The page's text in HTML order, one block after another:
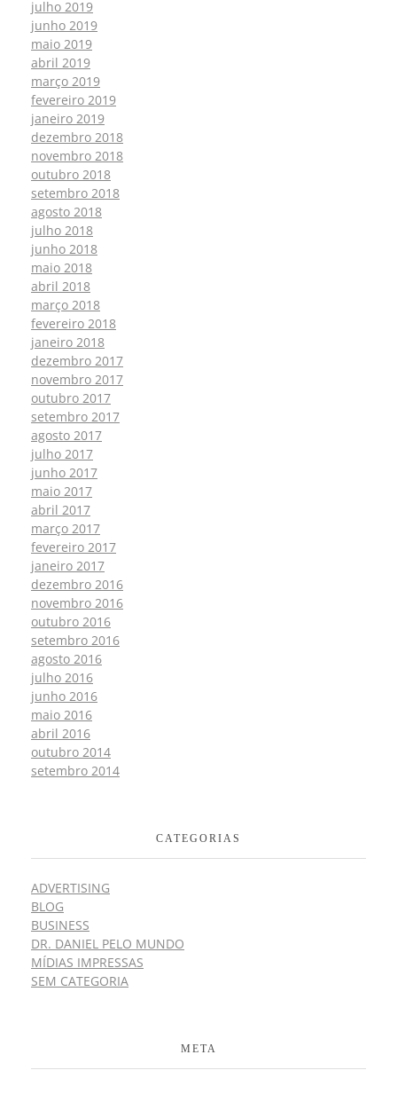
julho 2019
junho 2019
maio 2019
abril 2019
março 2019
fevereiro 2019
janeiro 2019
dezembro 2018
novembro 2018
outubro 2018
setembro 2018
agosto 2018
julho 2018
junho 2018
maio 2018
abril 2018
março 2018
fevereiro 2018
janeiro 2018
dezembro 2017
novembro 2017
outubro 2017
setembro 2017
agosto 2017
julho 2017
junho 2017
maio 2017
abril 2017
março 2017
fevereiro 2017
janeiro 2017
dezembro 2016
novembro 2016
outubro 2016
setembro 2016
agosto 2016
julho 2016
junho 2016
maio 2016
abril 2016
outubro 2014
setembro 2014
CATEGORIAS
ADVERTISING
BLOG
BUSINESS
DR. DANIEL PELO MUNDO
MÍDIAS IMPRESSAS
SEM CATEGORIA
META